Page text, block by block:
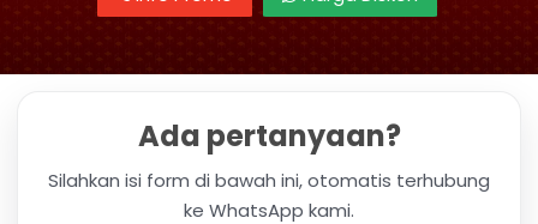
Ada pertanyaan?
Silahkan isi form di bawah ini, otomatis terhubung
ke WhatsApp kami.